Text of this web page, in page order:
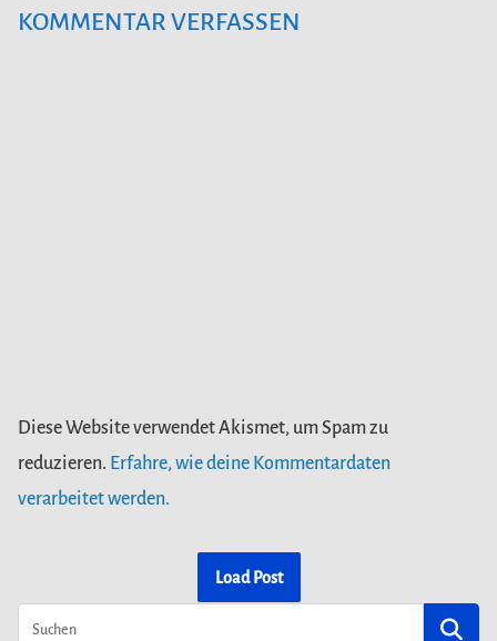
KOMMENTAR VERFASSEN
Diese Website verwendet Akismet, um Spam zu
reduzieren. Erfahre, wie deine Kommentardaten
verarbeitet werden.
Load Post